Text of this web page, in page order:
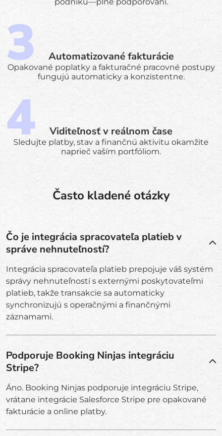
Automatizované fakturácie
Opakované poplatky a fakturačné pracovné postupy
fungujú automaticky a konzistentne.
Viditeľnosť v reálnom čase
Sledujte platby, stav a finančnú aktivitu okamžite
naprieč vaším portfóliom.
Často kladené otázky
Čo je integrácia spracovateľa platieb v
správe nehnuteľností?
Integrácia spracovateľa platieb prepojuje váš systém
správy nehnuteľností s externými poskytovateľmi
platieb, takže transakcie sa automaticky
synchronizujú s operačnými a finančnými
záznamami.
Podporuje Booking Ninjas integráciu
Stripe?
Áno. Booking Ninjas podporuje integráciu Stripe,
vrátane integrácie Salesforce Stripe pre opakované
fakturácie a online platby.